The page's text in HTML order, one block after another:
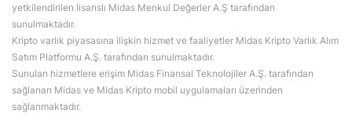
yetkilendirilen lisanslı Midas Menkul Değerler A.Ş tarafından
sunulmaktadır.
Kripto varlık piyasasına ilişkin hizmet ve faaliyetler Midas Kripto Varlık Alım
Satım Platformu A.Ş. tarafından sunulmaktadır.
Sunulan hizmetlere erişim Midas Finansal Teknolojiler A.Ş. tarafından
sağlanan Midas ve Midas Kripto mobil uygulamaları üzerinden
sağlanmaktadır.